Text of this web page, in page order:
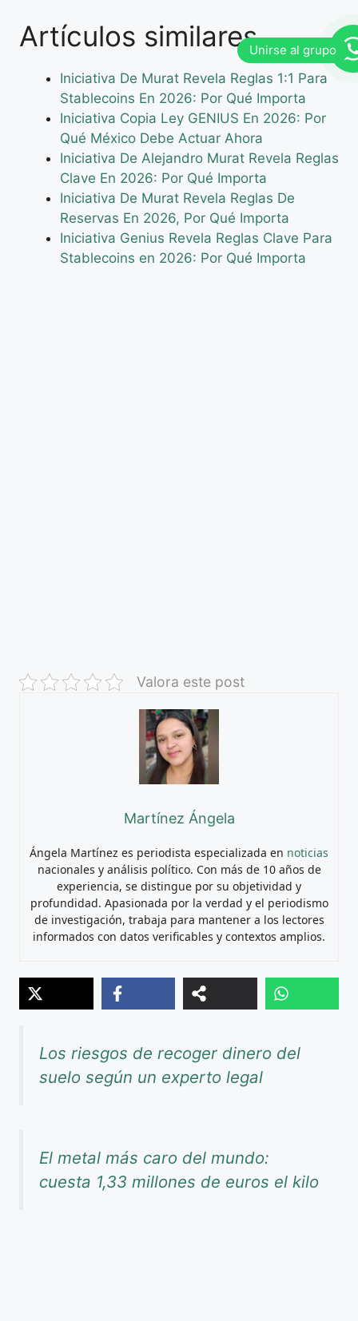
Artículos similares
Iniciativa De Murat Revela Reglas 1:1 Para
Stablecoins En 2026: Por Qué Importa
Iniciativa Copia Ley GENIUS En 2026: Por
Qué México Debe Actuar Ahora
Iniciativa De Alejandro Murat Revela Reglas
Clave En 2026: Por Qué Importa
Iniciativa De Murat Revela Reglas De
Reservas En 2026, Por Qué Importa
Iniciativa Genius Revela Reglas Clave Para
Stablecoins en 2026: Por Qué Importa
Valora este post
Martínez Ángela
Ángela Martínez es periodista especializada en noticias
nacionales y análisis político. Con más de 10 años de
experiencia, se distingue por su objetividad y
profundidad. Apasionada por la verdad y el periodismo
de investigación, trabaja para mantener a los lectores
informados con datos verificables y contextos amplios.
Los riesgos de recoger dinero del
suelo según un experto legal
El metal más caro del mundo:
cuesta 1,33 millones de euros el kilo